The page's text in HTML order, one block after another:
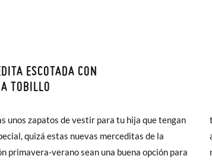
ESCOTADA CON
TOBILLO
unos zapatos de vestir para tu hija que tengan
quizá estas nuevas merceditas de la
primavera-verano sean una buena opción para
todos los Envíos son GRATIS y los Cambios de
60 días. ¡Te acercamos nuestra tienda física hasta la
del envío estándar gratuito (2-3 días laborables), en
(3,95€) elegir Envío Urgente en Península.
el tiempo de envío es de 3-4 días laborables.